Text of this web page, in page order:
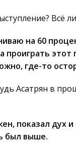
Всё
на 60
проиграть
где-то
Асатрян в
показал дух
был выше.